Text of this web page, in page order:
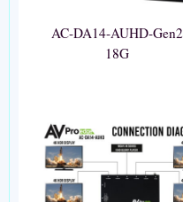
AC-DA14-AUHD-Gen2
18G